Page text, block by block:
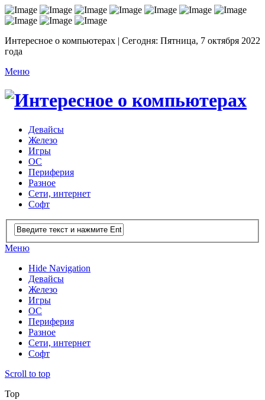
Интересное о компьютерах | Сегодня: Пятница, 7 октября 2022
года
Меню
Девайсы
Железо
Игры
ОС
Периферия
Разное
Сети, интернет
Софт
Меню
Hide Navigation
Девайсы
Железо
Игры
ОС
Периферия
Разное
Сети, интернет
Софт
Scroll to top
Top